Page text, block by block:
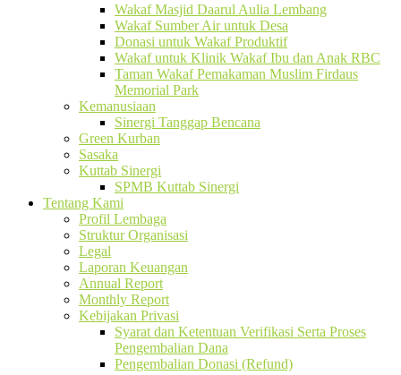
Wakaf Masjid Daarul Aulia Lembang
Wakaf Sumber Air untuk Desa
Donasi untuk Wakaf Produktif
Wakaf untuk Klinik Wakaf Ibu dan Anak RBC
Taman Wakaf Pemakaman Muslim Firdaus
Memorial Park
Kemanusiaan
Sinergi Tanggap Bencana
Green Kurban
Sasaka
Kuttab Sinergi
SPMB Kuttab Sinergi
Tentang Kami
Profil Lembaga
Struktur Organisasi
Legal
Laporan Keuangan
Annual Report
Monthly Report
Kebijakan Privasi
Syarat dan Ketentuan Verifikasi Serta Proses
Pengembalian Dana
Pengembalian Donasi (Refund)